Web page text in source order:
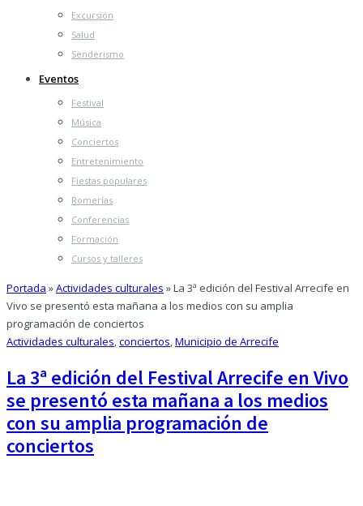
Excursión
Salud
Senderismo
Eventos
Festival
Música
Conciertos
Entretenimiento
Fiestas populares
Romerías
Conferencias
Formación
Cursos y talleres
Portada »Actividades culturales »La 3ª edición del Festival Arrecife en
Vivo se presentó esta mañana a los medios con su amplia
programación de conciertos
Actividades culturales,conciertos,Municipio de Arrecife
La 3ª edición del Festival Arrecife en Vivo
se presentó esta mañana a los medios
con su amplia programación de
conciertos